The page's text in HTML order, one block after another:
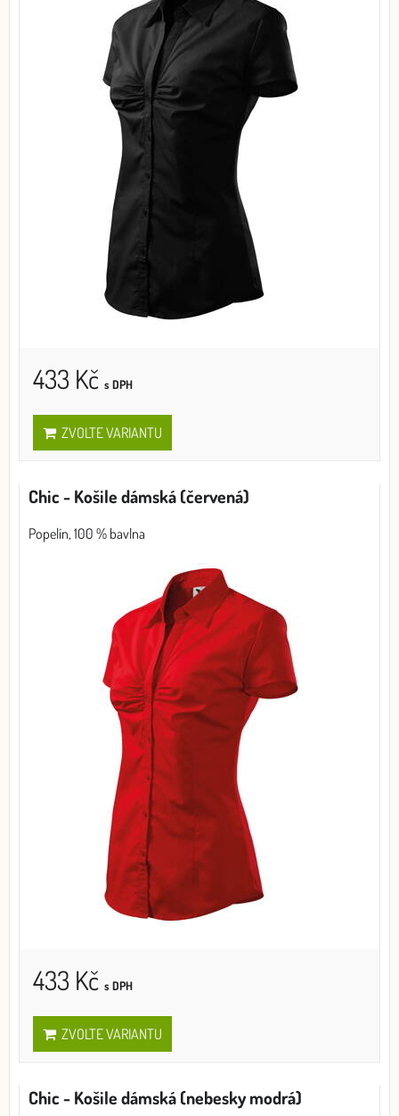
433 Kč s DPH
ZVOLTE VARIANTU
Chic - Košile dámská (červená)
Popelín, 100 % bavlna
433 Kč s DPH
ZVOLTE VARIANTU
Chic - Košile dámská (nebesky modrá)